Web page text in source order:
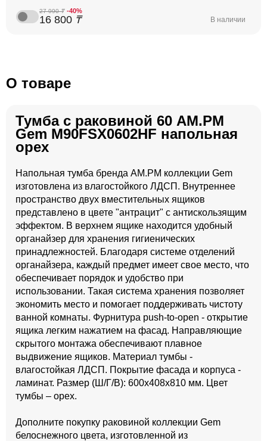
В наличии
27 990₸ -40%
16 800 ₸
О товаре
Тумба с раковиной 60 AM.PM
Gem M90FSX0602HF напольная
орех
Напольная тумба бренда AM.PM коллекции Gem
изготовлена из влагостойкого ЛДСП. Внутреннее
пространство двух вместительных ящиков
представлено в цвете "антрацит" с антискользящим
эффектом. В верхнем ящике находится удобный
органайзер для хранения гигиенических
принадлежностей. Благодаря системе отделений
органайзера, каждый предмет имеет свое место, что
обеспечивает порядок и удобство при
использовании. Такая система хранения позволяет
экономить место и помогает поддерживать чистоту
ванной комнаты. Фурнитура push-to-open - открытие
ящика легким нажатием на фасад. Направляющие
скрытого монтажа обеспечивают плавное
выдвижение ящиков. Материал тумбы -
влагостойкая ЛДСП. Покрытие фасада и корпуса -
ламинат. Размер (Ш/Г/В): 600x408x810 мм. Цвет
тумбы – орех.
Дополните покупку раковиной коллекции Gem
белоснежного цвета, изготовленной из